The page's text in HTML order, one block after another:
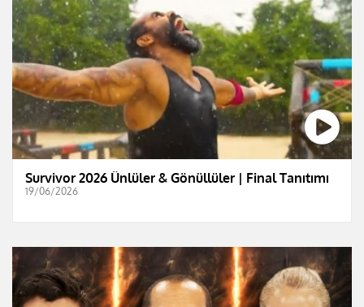
Survivor 2026 Ünlüler & Gönüllüler | Final Tanıtımı
19/06/2026